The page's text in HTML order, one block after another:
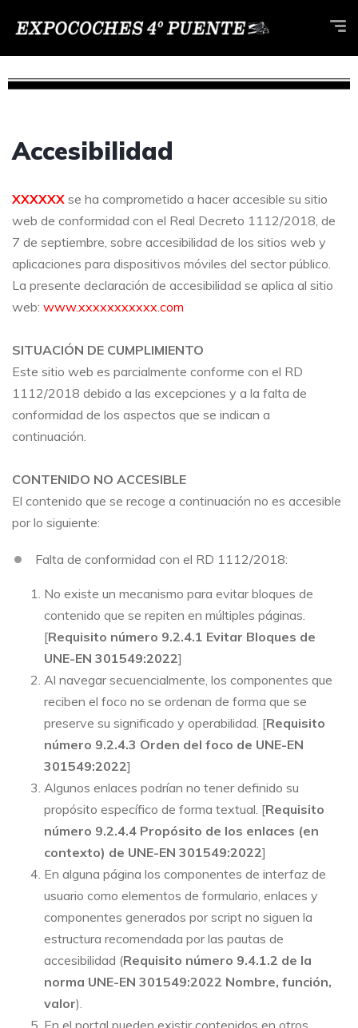
Accesibilidad
XXXXXX se ha comprometido a hacer accesible su sitio
web de conformidad con el Real Decreto 1112/2018, de
7 de septiembre, sobre accesibilidad de los sitios web y
aplicaciones para dispositivos móviles del sector público.
La presente declaración de accesibilidad se aplica al sitio
web: www.xxxxxxxxxxx.com
SITUACIÓN DE CUMPLIMIENTO
Este sitio web es parcialmente conforme con el RD
1112/2018 debido a las excepciones y a la falta de
conformidad de los aspectos que se indican a
continuación.
CONTENIDO NO ACCESIBLE
El contenido que se recoge a continuación no es accesible
por lo siguiente:
Falta de conformidad con el RD 1112/2018:
No existe un mecanismo para evitar bloques de
contenido que se repiten en múltiples páginas.
[Requisito número 9.2.4.1 Evitar Bloques de
UNE-EN 301549:2022]
Al navegar secuencialmente, los componentes que
reciben el foco no se ordenan de forma que se
preserve su significado y operabilidad. [Requisito
número 9.2.4.3 Orden del foco de UNE-EN
301549:2022]
Algunos enlaces podrían no tener definido su
propósito específico de forma textual. [Requisito
número 9.2.4.4 Propósito de los enlaces (en
contexto) de UNE-EN 301549:2022]
En alguna página los componentes de interfaz de
usuario como elementos de formulario, enlaces y
componentes generados por script no siguen la
estructura recomendada por las pautas de
accesibilidad (Requisito número 9.4.1.2 de la
norma UNE-EN 301549:2022 Nombre, función,
valor).
En el portal pueden existir contenidos en otros